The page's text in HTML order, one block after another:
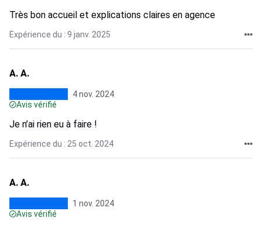
Très bon accueil et explications claires en agence
Expérience du : 9 janv. 2025
A. A.
4 nov. 2024
Avis vérifié
Je n’ai rien eu à faire !
Expérience du : 25 oct. 2024
A. A.
1 nov. 2024
Avis vérifié